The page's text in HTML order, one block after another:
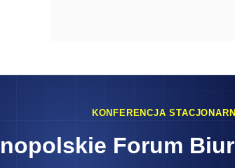
KONFERENCJA
Forum